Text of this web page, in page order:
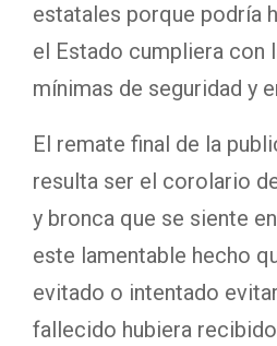
estatales porque podría
el Estado cumpliera con
mínimas de seguridad y
El remate final de la
resulta ser el corolario
y bronca que se siente
este lamentable hecho
evitado o intentado
fallecido hubiera